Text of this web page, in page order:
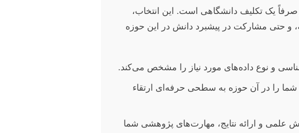
یک تکلیف دانشگاهی است. این انتخاب،
و حتی مشارکت در پیشبرد دانش در این حوزه
و نوع داده‌های مورد نیاز را مشخص می‌کند.
را در آن حوزه به سطحی حرفه‌ای ارتقاء
علمی و ارائه نتایج، مهارت‌های پژوهشی شما